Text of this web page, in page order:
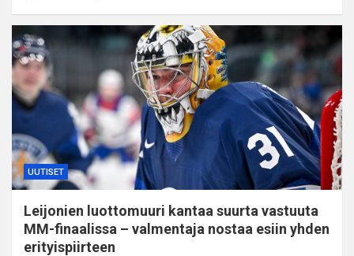
UUTISET
Leijonien luottomuuri kantaa suurta vastuuta
MM-finaalissa – valmentaja nostaa esiin yhden
erityispiirteen